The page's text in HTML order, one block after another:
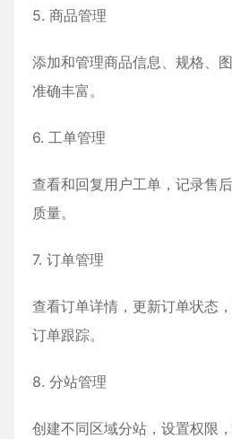
5. 商品管理
添加和管理商品信息、规格、
准确丰富。
6. 工单管理
查看和回复用户工单，记录售
质量。
7. 订单管理
查看订单详情，更新订单状态
订单跟踪。
8. 分站管理
创建不同区域分站，设置权限